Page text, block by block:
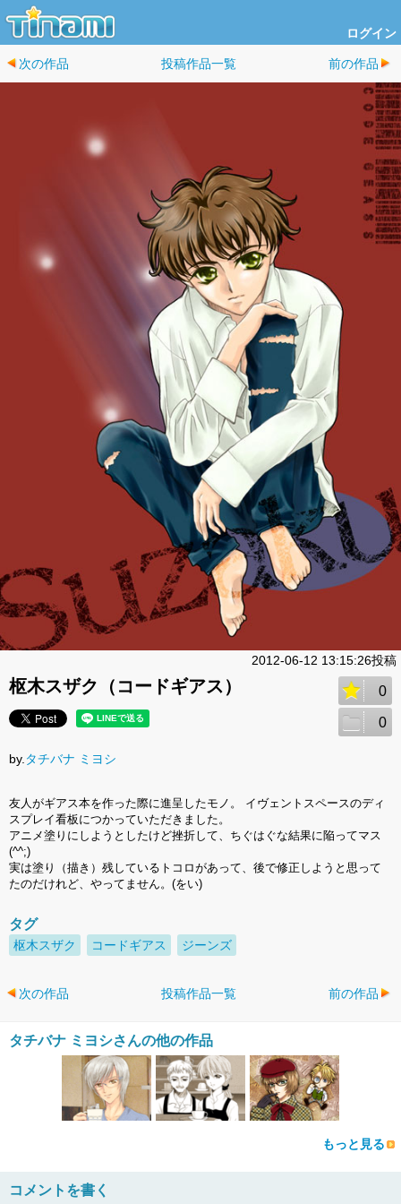
ログイン
次の作品 投稿作品一覧 前の作品
2012-06-12 13:15:26投稿
枢木スザク（コードギアス） 0
0
by. タチバナ ミヨシ
友人がギアス本を作った際に進呈したモノ。 イヴェントスペースのディ
スプレイ看板につかっていただきました。
アニメ塗りにしようとしたけど挫折して、ちぐはぐな結果に陥ってマス
(^^;)
実は塗り（描き）残しているトコロがあって、後で修正しようと思って
たのだけれど、やってません。(をい)
タグ
枢木スザク コードギアス ジーンズ
次の作品 投稿作品一覧 前の作品
タチバナ ミヨシさんの他の作品
もっと見る
コメントを書く